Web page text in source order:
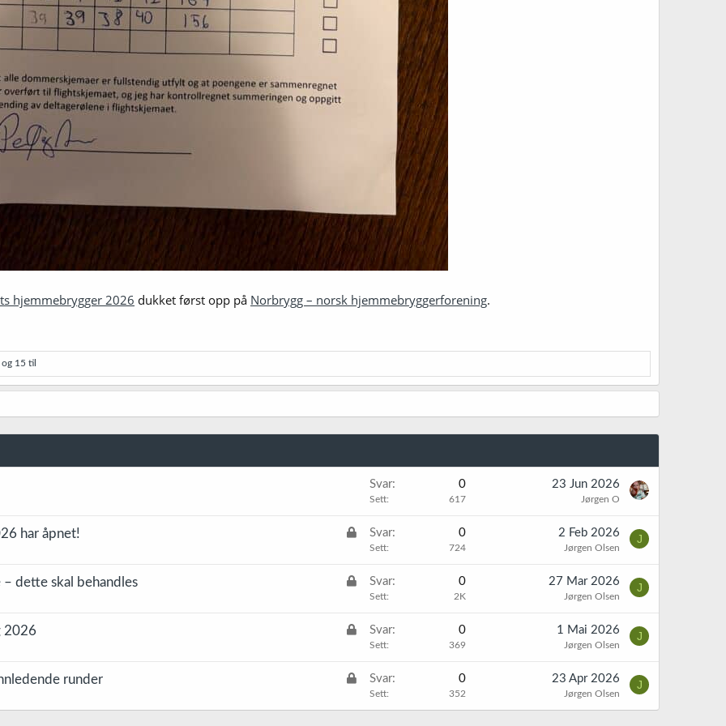
hjemmebrygger 2026 dukket først opp på Norbrygg – norsk hjemmebryggerforening.
og 15 til
Svar 0
Sett 617
23 Jun 2026
Jørgen O
L
t
har åpnet! Svar 0
Sett 724
2 Feb 2026
Jørgen Olsen
J
L
t
dette skal behandles Svar 0
Sett 2K
27 Mar 2026
Jørgen Olsen
J
L
t
2026 Svar 0
Sett 369
1 Mai 2026
Jørgen Olsen
J
L
s
runder Svar 0
Sett 352
23 Apr 2026
Jørgen Olsen
J